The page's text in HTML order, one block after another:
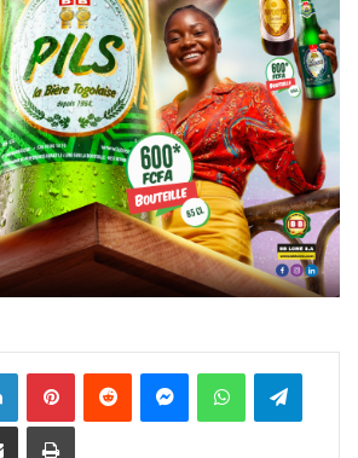
Linkedin PinterestReddit MessengerWhatsAppTelegram
Partager par email Imprimer